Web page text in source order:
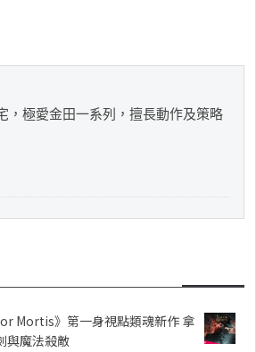
，極愛金田一系列，擅長動作及策略
Mortis》第一身視點類魂新作 拿
與魔法殺敵